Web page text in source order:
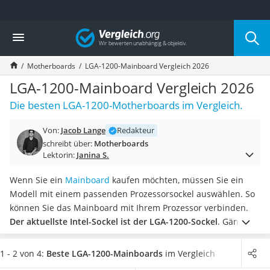
Die beliebtesten Vergleiche nach Kategorie
Elektronik
Powerstation
Monitor 32 Zoll 4K
Fernseher
Drucker
Desktop-PC
Diascanner
Laser-Multifunktionsdrucker
Powerstation mit Solarpanel
Gaming-PC
Soundbar
17-Zoll-Laptop
Satellitenschüssel
Gaming-Headset
Vergleich
Motherboards LGA-1200-Mainboard Vergleich 2026
LGA-1200-Mainboard Vergleich 2026
Die besten LGA-1200-Motherboards im Vergleich.
Von: Jacob Lange
Redakteur
schreibt über: Motherboards
Lektorin: Janina S.
Wenn Sie ein Mainboard kaufen möchten, müssen Sie ein
Modell mit einem passenden Prozessorsockel auswählen. So
können Sie das Mainboard mit Ihrem Prozessor verbinden.
Der aktuellste Intel-Sockel ist der LGA-1200-Sockel. Gängige
Tests im Internet beschreiben, dass solch ein LGA-1200-
Mainboard in verschiedenen Größen, auch Formfaktoren
1 - 2 von 4: Beste LGA-1200-Mainboards im Vergleich